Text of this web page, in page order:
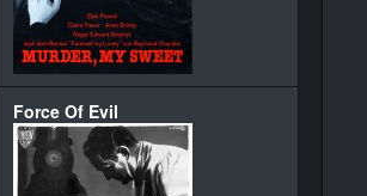
Force Of Evil